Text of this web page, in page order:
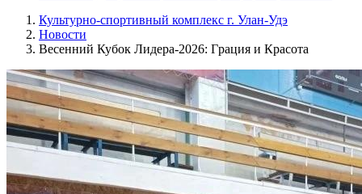
Культурно-спортивный комплекс г. Улан-Удэ
Новости
Весенний Кубок Лидера-2026: Гpaция и Кpacoтa